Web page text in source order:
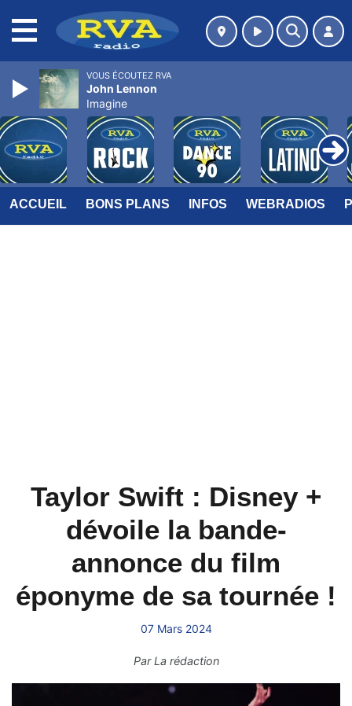
ACCUEIL BONS PLANS INFOS WEBRADIOS
Taylor Swift : Disney +
dévoile la bande-
annonce du film
éponyme de sa tournée !
07 Mars 2024
ParLa rédaction
VOUS ÉCOUTEZ RVA
John Lennon
Imagine